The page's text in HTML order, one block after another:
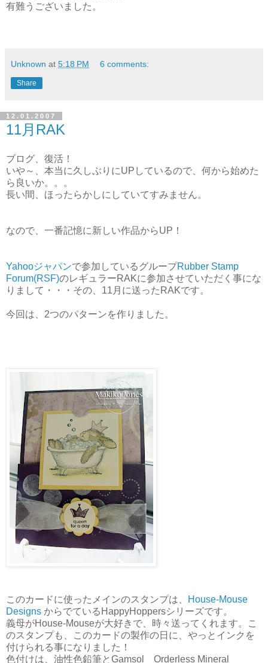
有難うございました。
Unknown at 5:18 PM 6 comments:
Share
12.01.2007
11月RAK
ブログ、復活！
いや～、本当に久しぶりにUPしているので、何から始めた
ら良いか。。。
長い間、ほったらかしにしていてすみません。
なので、一番記憶に新しい作品からUP！
Yahooジャパンで参加しているグループRubber Stamp
Forum(RSF)のレギュラーRAKに参加させていただく事にな
りまして・・・その、11月に送ったRAKです。
今回は、2つのパターンを作りました。
このカードに使ったメインのスタンプは、
House-Mouse
Designs からでているHappyHoppersシリーズです。
義母がHouse-Mouseが大好きで、時々送ってくれます。こ
のスタンプも、このカードの製作の日に、やっとインクを
付けられる事になりました！
色付けは、油性色鉛筆とGamsol Orderless Mineral